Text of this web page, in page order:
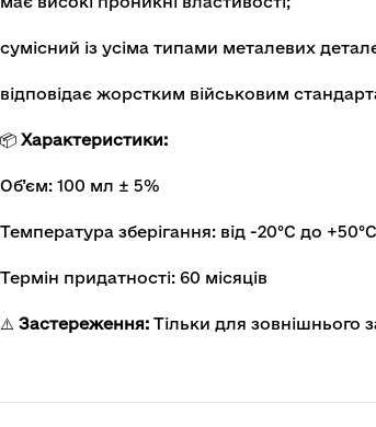
сумісний із усіма типами металевих
відповідає жорстким військовим
📦 Характеристики:
Об’єм: 100 мл ± 5%
Температура зберігання: від -20°C до +50°C
Термін придатності: 60 місяців
⚠️ Застереження: Тільки для зовнішнього